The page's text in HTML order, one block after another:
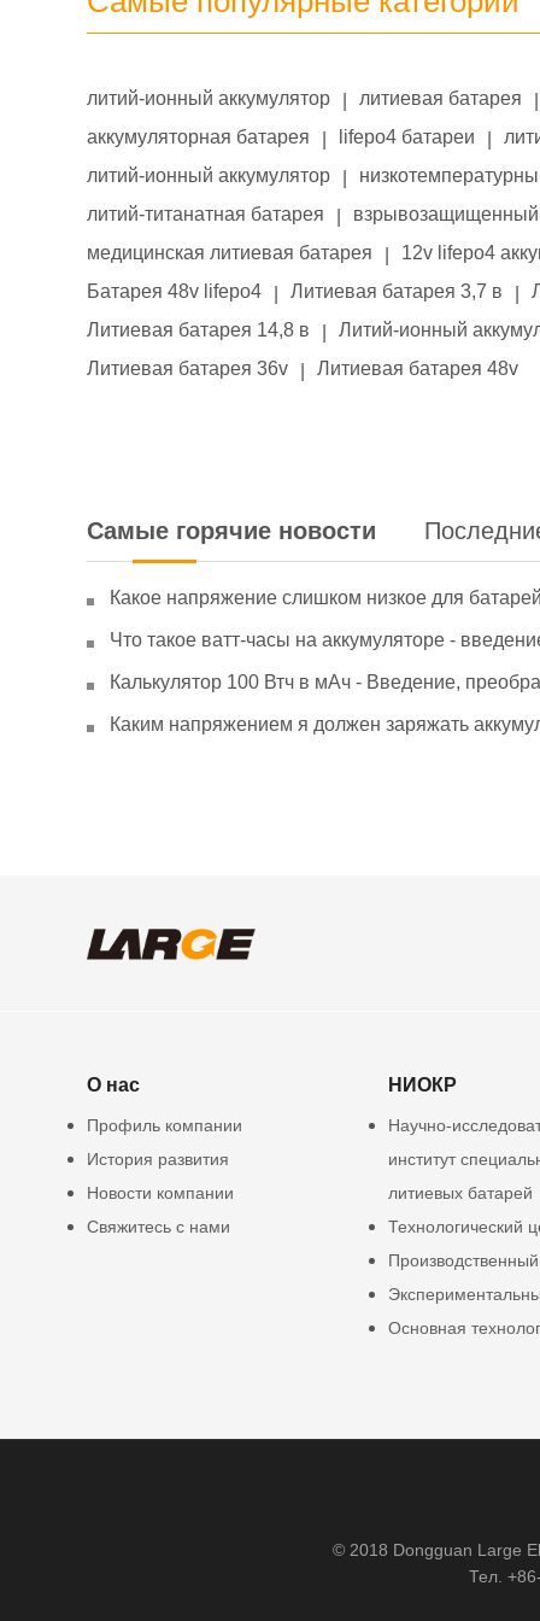
литий-ионный аккумулятор литиевая батарея
аккумуляторная батарея
lifepo4 батареи
литий-ионный аккумулятор
литий-титанатная батарея
взрывозащищенный
медицинская литиевая батарея
12v lifepo4
Батарея 48v lifepo4
Литиевая батарея 3,7 в
Литиевая батарея 14,8 в
Литий-ионный
Литиевая батарея 36v
Литиевая батарея 48v
Самые горячие новости
Какое напряжение слишком низкое для
Что такое ватт-часы на аккумуляторе -
Калькулятор 100 Втч в мАч - Введение,
Каким напряжением я должен заряжать
О нас
Профиль компании
История развития
Новости компании
Свяжитесь с нами
НИОКР
Научно-
институт
литиевых батарей
Технологический
Основная
© 2018 Dongguan Large
Тел.